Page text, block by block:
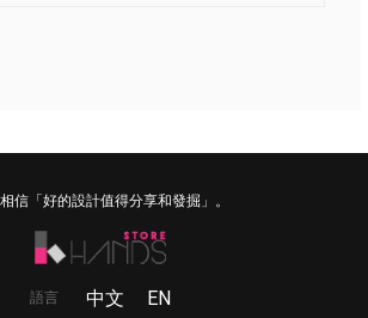
信「好的設計值得分享和發掘」。
語言 中文 EN